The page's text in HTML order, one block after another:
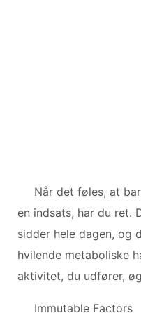
Når det føles, at
en indsats, har du ret.
sidder hele dagen, og
hvilende metaboliske
aktivitet, du udfører,
Immutable Factors